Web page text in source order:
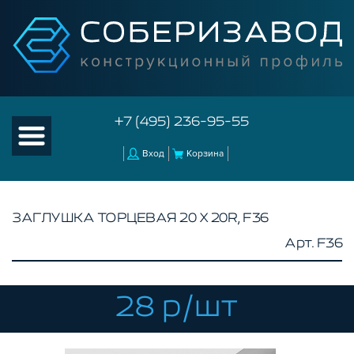
+7 (495) 236-95-55
Вход Корзина
КОМПЛЕКТУЮЩИЕ К ЧПУ
АКСЕССУАРЫ ДЛЯ V-ПАЗА
ЗАГЛУШКА ТОРЦЕВАЯ 20 Х 20R, F36
Арт. F36
28 р/шт